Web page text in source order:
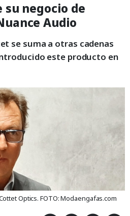
negocio de
Audio
se suma a otras cadenas
este producto en
Optics. FOTO: Modaengafas.com